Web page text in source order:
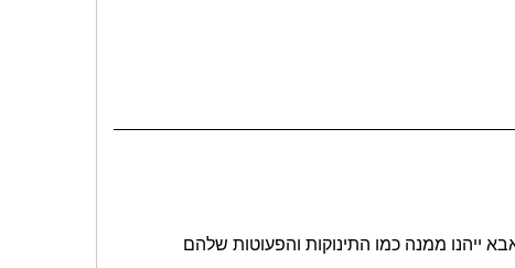
ייהנו ממנה כמו התינוקות והפעוטות שלהם